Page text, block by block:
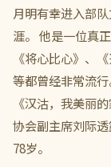
月明有幸进入部
涯。 他是一位真
《将心比心》、
等都曾经非常流行
《汉沽，我美丽
协会副主席刘际
78岁。